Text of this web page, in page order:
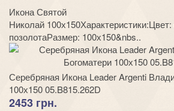
Икона Святой
Николай
позолотаРазмер: 100х150&nbs..
Серебряная Икона Leader Argenti
100х150 05.B815.262D
2453 грн.